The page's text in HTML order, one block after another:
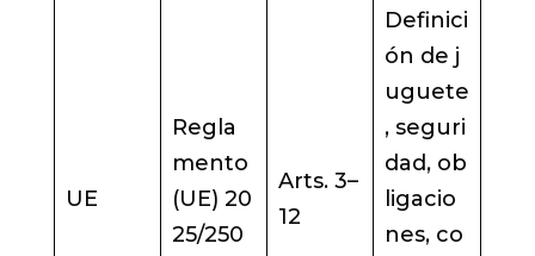
UE
Regla
mento
(UE) 20
25/250
Arts. 3–
12
Definici
ón de j
uguete
, seguri
dad, ob
ligacio
nes, co